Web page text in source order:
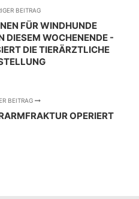
BEITRAG
FÜR WINDHUNDE
DIESEM WOCHENENDE -
DIE TIERÄRZTLICHE
BEITRAG
OPERIERT